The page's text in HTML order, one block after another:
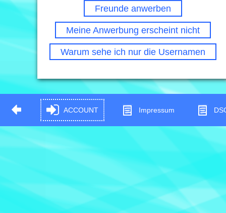
Freunde anwerben
Meine Anwerbung erscheint nicht
Warum sehe ich nur die Usernamen
ACCOUNT Impressum